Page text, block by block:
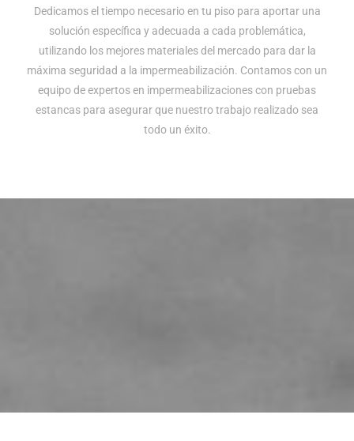
Dedicamos el tiempo necesario en tu piso para aportar una
solución específica y adecuada a cada problemática,
utilizando los mejores materiales del mercado para dar la
máxima seguridad a la impermeabilización. Contamos con un
equipo de expertos en impermeabilizaciones con pruebas
estancas para asegurar que nuestro trabajo realizado sea
todo un éxito.